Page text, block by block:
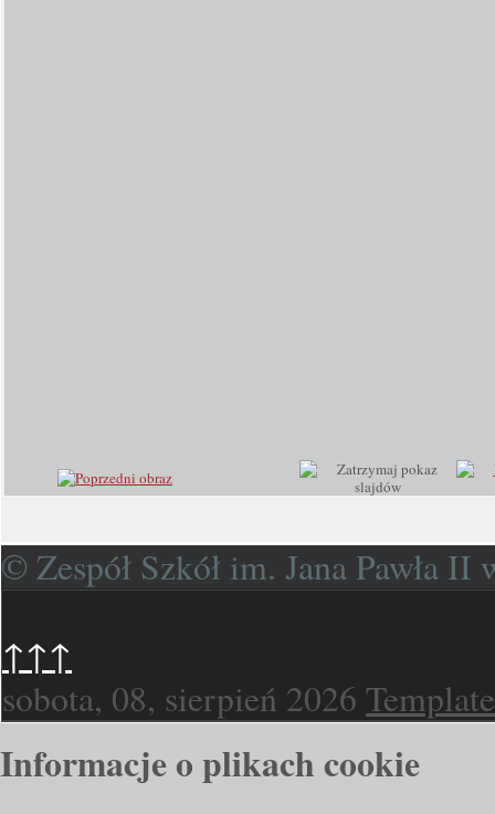
© Zespół Szkół im. Jana Pawła II
↑↑↑
sobota, 08, sierpień 2026
Informacje o plikach cookie